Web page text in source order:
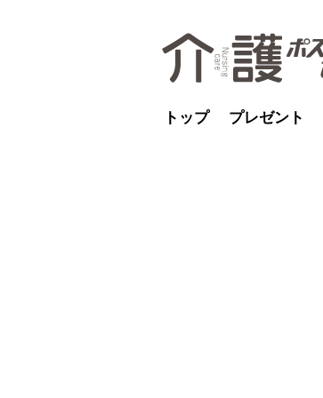
トップ プレゼント